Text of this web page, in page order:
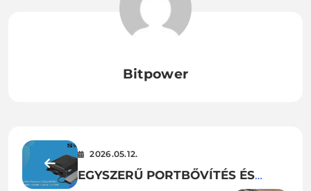
Bitpower
2026.05.12.
EGYSZERŰ PORTBŐVÍTÉS ÉS